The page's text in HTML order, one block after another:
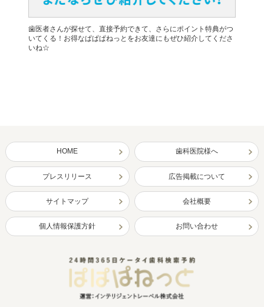
歯医者さんが探せて、直接予約できて、さらにポイント特典がつ
いてくる！お得なぱぱぱねっとをお友達にもぜひ紹介してくださ
いね☆
HOME 歯科医院様へ
プレスリリース 広告掲載について
サイトマップ 会社概要
個人情報保護方針 お問い合わせ